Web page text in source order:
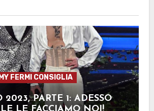
MY FERMI CONSIGLIA
2023, PARTE 1: ADESSO